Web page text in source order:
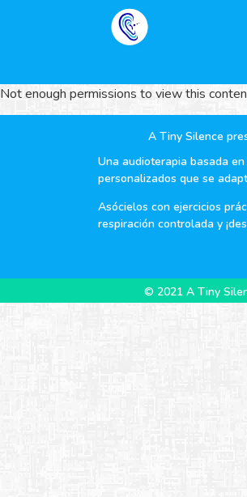
Not enough permissions to view this
A Tiny Silence
Una audioterapia basada
personalizados que se
Asócielos con ejercicios
respiración controlada y
© 2021 A Tiny